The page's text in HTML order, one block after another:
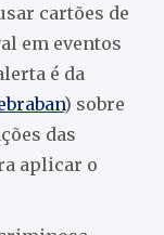
cartões de
em eventos
é da
) sobre
das
aplicar o